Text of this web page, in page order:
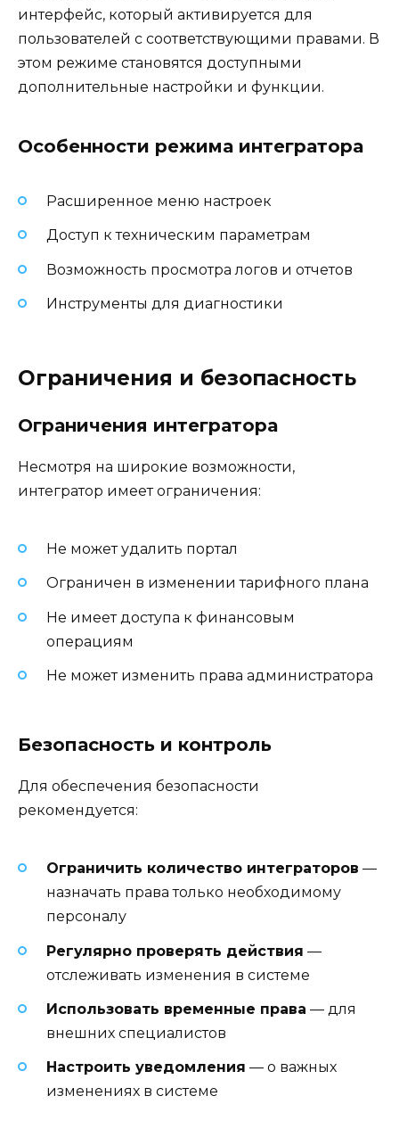
интерфейс, который активируется для
пользователей с соответствующими правами. В
этом режиме становятся доступными
дополнительные настройки и функции.
Особенности режима интегратора
Расширенное меню настроек
Доступ к техническим параметрам
Возможность просмотра логов и отчетов
Инструменты для диагностики
Ограничения и безопасность
Ограничения интегратора
Несмотря на широкие возможности,
интегратор имеет ограничения:
Не может удалить портал
Ограничен в изменении тарифного плана
Не имеет доступа к финансовым
операциям
Не может изменить права администратора
Безопасность и контроль
Для обеспечения безопасности
рекомендуется:
Ограничить количество интеграторов —
назначать права только необходимому
персоналу
Регулярно проверять действия —
отслеживать изменения в системе
Использовать временные права — для
внешних специалистов
Настроить уведомления — о важных
изменениях в системе